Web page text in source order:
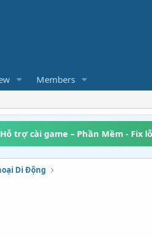
Members
Hỗ trợ cài game – Phần Mềm - Fix
Di Động